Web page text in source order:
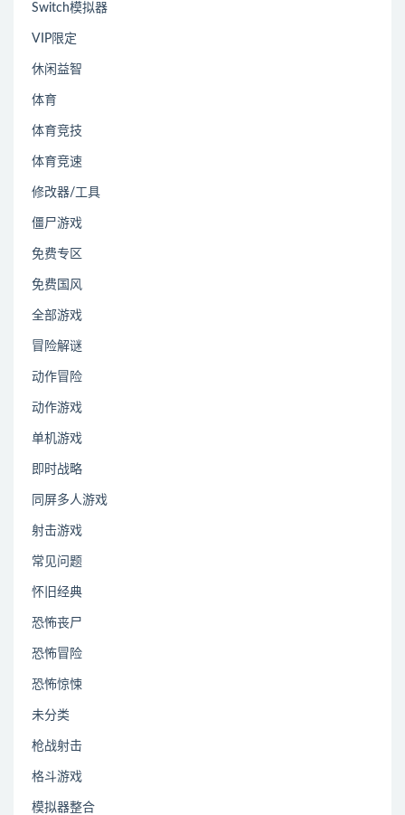
Switch模拟器
VIP限定
休闲益智
体育
体育竞技
体育竞速
修改器/工具
僵尸游戏
免费专区
免费国风
全部游戏
冒险解谜
动作冒险
动作游戏
单机游戏
即时战略
同屏多人游戏
射击游戏
常见问题
怀旧经典
恐怖丧尸
恐怖冒险
恐怖惊悚
未分类
枪战射击
格斗游戏
模拟器整合